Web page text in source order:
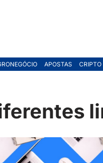
APOSTAS CRIPTO